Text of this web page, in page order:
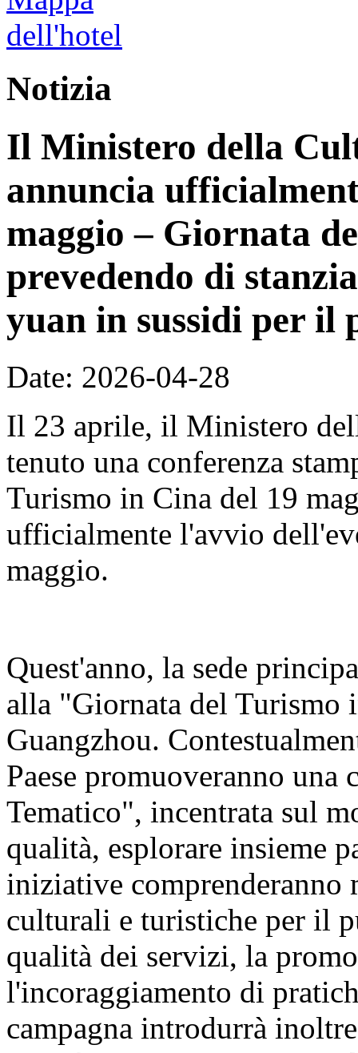
Notizia
Il Ministero della
annuncia
maggio – Giornata
prevedendo di
yuan in sussidi per il
Date: 2026-04-28
Il 23 aprile, il Ministero
tenuto una conferenza
Turismo in Cina del 19
ufficialmente l'avvio
maggio.
Quest'anno, la sede
alla "Giornata del Turismo
Guangzhou.
Paese promuoveranno una
Tematico", incentrata sul
qualità, esplorare insieme
iniziative comprenderanno
culturali e turistiche per il
qualità dei servizi, la
l'incoraggiamento di
campagna introdurrà